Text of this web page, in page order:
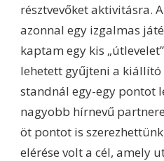
résztvevőket aktivitásra.
azonnal egy izgalmas
kaptam egy kis
lehetett gyűjteni a
standnál egy-egy pontot
nagyobb hírnevű
öt pontot is
elérése volt a cél, amely